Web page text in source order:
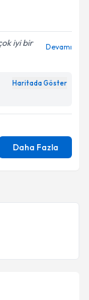
iyi bir
Devamı
Haritada Göster
Daha Fazla